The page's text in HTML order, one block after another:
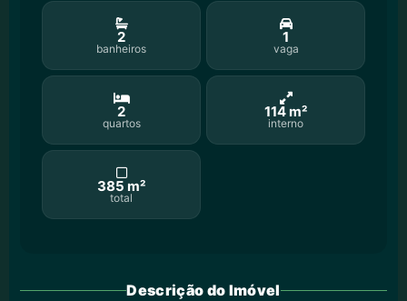
2
banheiros
1
vaga
2
quartos
114 m²
interno
385 m²
total
Descrição do Imóvel